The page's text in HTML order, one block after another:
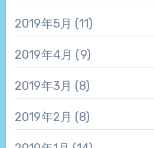
2019年5月 (11)
2019年4月 (9)
2019年3月 (8)
2019年2月 (8)